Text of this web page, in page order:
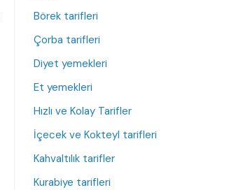
Börek tarifleri
Çorba tarifleri
Diyet yemekleri
Et yemekleri
Hızlı ve Kolay Tarifler
İçecek ve Kokteyl tarifleri
Kahvaltılık tarifler
Kurabiye tarifleri